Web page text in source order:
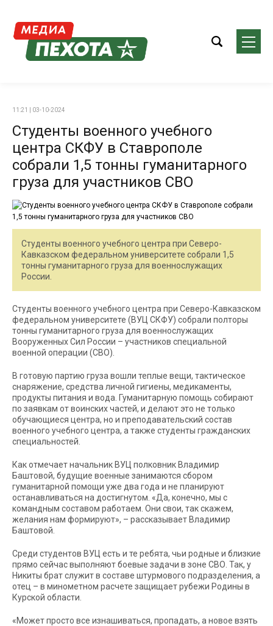
11:21 | 03-10-2024
Студенты военного учебного
центра СКФУ в Ставрополе
собрали 1,5 тонны гуманитарного
груза для участников СВО
Студенты военного учебного центра при Северо-
Кавказском федеральном университете собрали 1,5
тонны гуманитарного груза для военнослужащих
России.
Студенты военного учебного центра при Северо-Кавказском
федеральном университете (ВУЦ СКФУ) собрали полторы
тонны гуманитарного груза для военнослужащих
Вооруженных Сил России – участников специальной
военной операции (СВО).
В готовую партию груза вошли теплые вещи, тактическое
снаряжение, средства личной гигиены, медикаменты,
продукты питания и вода. Гуманитарную помощь собирают
по заявкам от воинских частей, и делают это не только
обучающиеся центра, но и преподавательский состав
военного учебного центра, а также студенты гражданских
специальностей.
Как отмечает начальник ВУЦ полковник Владимир
Баштовой, будущие военные занимаются сбором
гуманитарной помощи уже два года и не планируют
останавливаться на достигнутом. «Да, конечно, мы с
командным составом работаем. Они свои, так скажем,
желания нам формируют», – рассказывает Владимир
Баштовой.
Среди студентов ВУЦ есть и те ребята, чьи родные и близкие
прямо сейчас выполняют боевые задачи в зоне СВО. Так, у
Никиты брат служит в составе штурмового подразделения, а
отец – в минометном расчете защищает рубежи Родины в
Курской области.
«Может просто все изнашиваться, пропадать, а новое взять